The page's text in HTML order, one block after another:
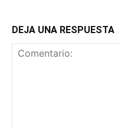
DEJA UNA RESPUESTA